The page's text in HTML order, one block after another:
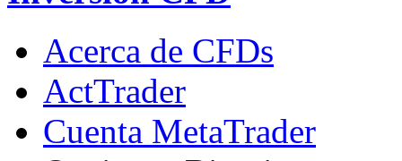
Acerca de CFDs
ActTrader
Cuenta MetaTrader